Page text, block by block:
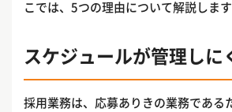
こでは、5つの理由について解説します
スケジュールが管理しに
採用業務は、応募ありきの業務である